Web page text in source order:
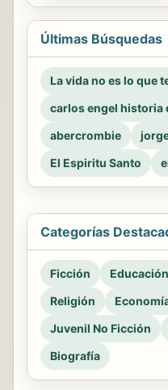
Últimas Búsquedas
La vida no es lo que
carlos engel historia
abercrombie
El Espiritu Santo
Categorías
Ficción Educación
Religión
Juvenil No Ficción
Biografía